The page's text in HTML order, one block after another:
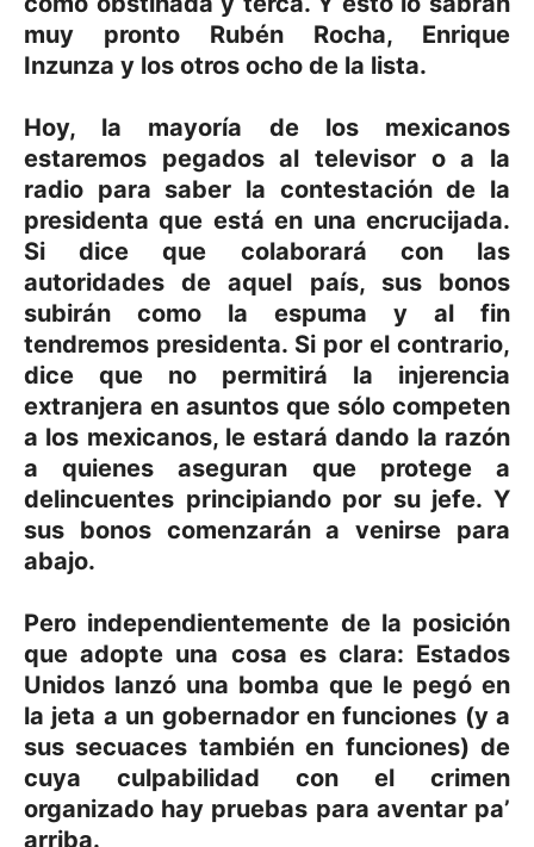
muy pronto Rubén Rocha, Enrique
Inzunza y los otros ocho de la lista.
Hoy, la mayoría de los mexicanos
estaremos pegados al televisor o a la
radio para saber la contestación de la
presidenta que está en una encrucijada.
Si dice que colaborará con las
autoridades de aquel país, sus bonos
subirán como la espuma y al fin
tendremos presidenta. Si por el contrario,
dice que no permitirá la injerencia
extranjera en asuntos que sólo competen
a los mexicanos, le estará dando la razón
a quienes aseguran que protege a
delincuentes principiando por su jefe. Y
sus bonos comenzarán a venirse para
abajo.
Pero independientemente de la posición
que adopte una cosa es clara: Estados
Unidos lanzó una bomba que le pegó en
la jeta a un gobernador en funciones (y a
sus secuaces también en funciones) de
cuya culpabilidad con el crimen
organizado hay pruebas para aventar pa’
arriba.